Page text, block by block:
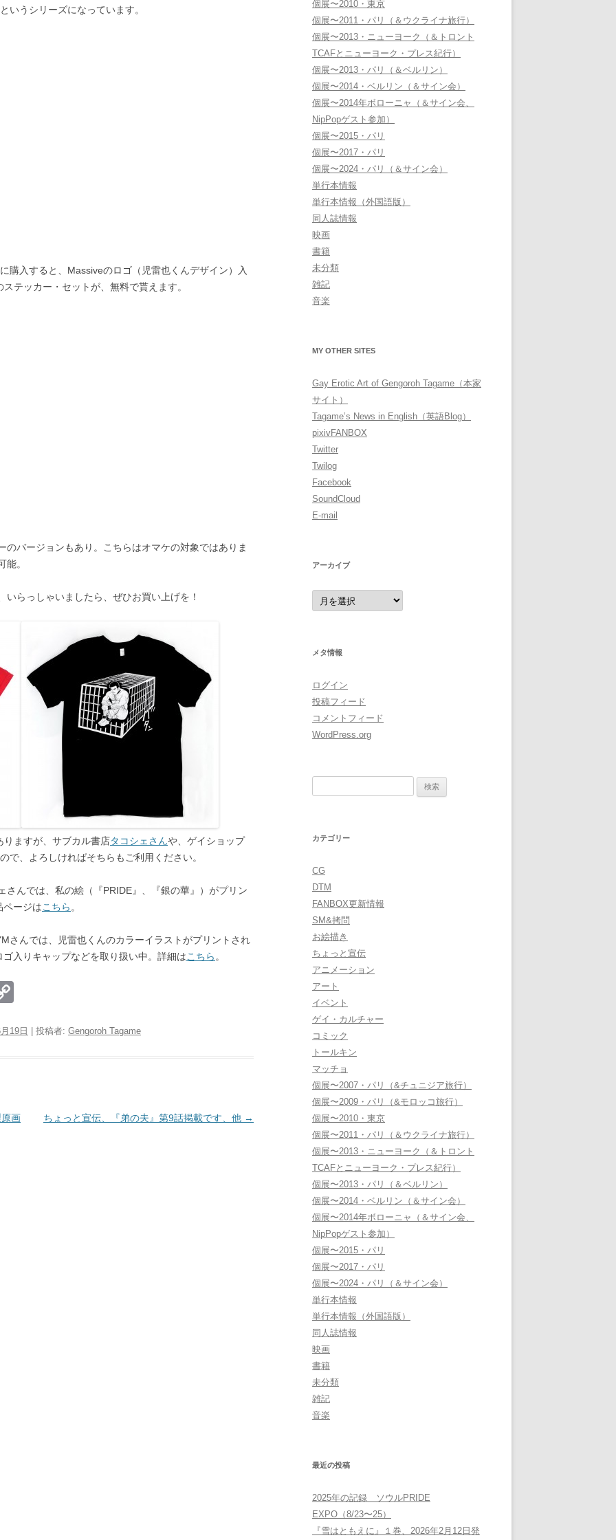
いうシリーズになっています。
入すると、Massiveのロゴ（児雷也くんデザイン）入
テッカー・セットが、無料で貰えます。
バージョンもあり。こちらはオマケの対象ではありま
。
らっしゃいましたら、ぜひお買い上げを！
ますが、サブカル書店タコシェさんや、ゲイショップ
で、よろしければそちらもご利用ください。
んでは、私の絵（『PRIDE』、『銀の華』）がプリン
ページはこちら 。
さんでは、児雷也くんのカラーイラストがプリントされ
入りキャップなどを取り扱い中。詳細はこちら 。
p
k
19日 投稿者: Gengoroh Tagame
画 ちょっと宣伝、『弟の夫』第9話掲載です、他 →
個展〜2010・東京
個展〜2011・パリ（＆ウクライナ旅行）
個展〜2013・ニューヨーク（＆トロント
TCAFとニューヨーク・プレス紀行）
個展〜2013・パリ（＆ベルリン）
個展〜2014・ベルリン（＆サイン会）
個展〜2014年ボローニャ（＆サイン会、
NipPopゲスト参加）
個展〜2015・パリ
個展〜2017・パリ
個展〜2024・パリ（＆サイン会）
単行本情報
単行本情報（外国語版）
同人誌情報
映画
書籍
未分類
雑記
音楽
MY OTHER SITES
Gay Erotic Art of Gengoroh Tagame（本家
サイト）
Tagame’s News in English（英語Blog）
pixivFANBOX
Twitter
Twilog
Facebook
SoundCloud
E-mail
アーカイブ
ア
ー
カ
メタ情報
ログイン
投稿フィード
コメントフィード
WordPress.org
カテゴリー
CG
DTM
FANBOX更新情報
SM&拷問
お絵描き
ちょっと宣伝
アニメーション
アート
イベント
ゲイ・カルチャー
コミック
トールキン
マッチョ
個展〜2007・パリ（&チュニジア旅行）
個展〜2009・パリ（&モロッコ旅行）
個展〜2010・東京
個展〜2011・パリ（＆ウクライナ旅行）
個展〜2013・ニューヨーク（＆トロント
TCAFとニューヨーク・プレス紀行）
個展〜2013・パリ（＆ベルリン）
個展〜2014・ベルリン（＆サイン会）
個展〜2014年ボローニャ（＆サイン会、
NipPopゲスト参加）
個展〜2015・パリ
個展〜2017・パリ
個展〜2024・パリ（＆サイン会）
単行本情報
単行本情報（外国語版）
同人誌情報
映画
書籍
未分類
雑記
音楽
最近の投稿
2025年の記録 ソウルPRIDE
EXPO（8/23〜25）
『雪はともえに』１巻、2026年2月12日発